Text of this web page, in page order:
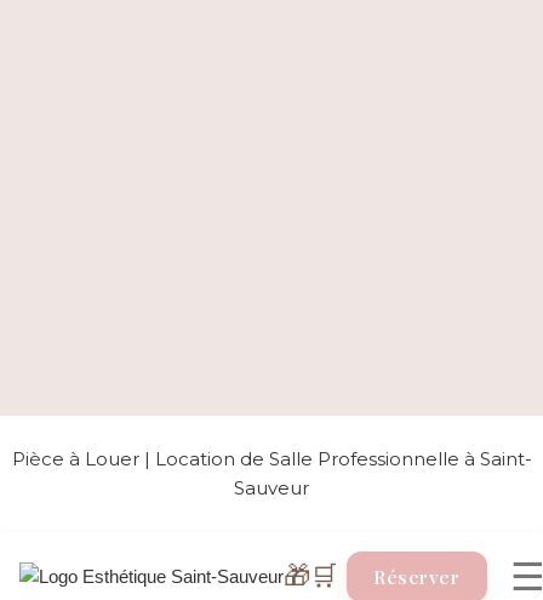
Pièce à Louer | Location de Salle Professionnelle à Saint-
Sauveur
🎁 🛒 Réserver